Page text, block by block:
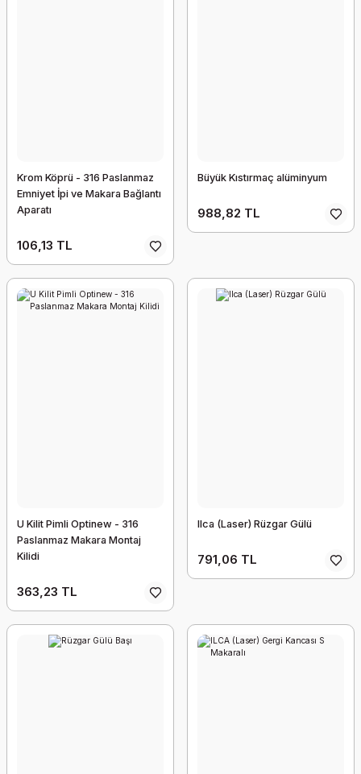
Krom Köprü - 316 Paslanmaz
Emniyet İpi ve Makara Bağlantı
Aparatı
106,13 TL
Büyük Kıstırmaç alüminyum
988,82 TL
U Kilit Pimli Optinew - 316
Paslanmaz Makara Montaj
Kilidi
363,23 TL
Ilca (Laser) Rüzgar Gülü
791,06 TL